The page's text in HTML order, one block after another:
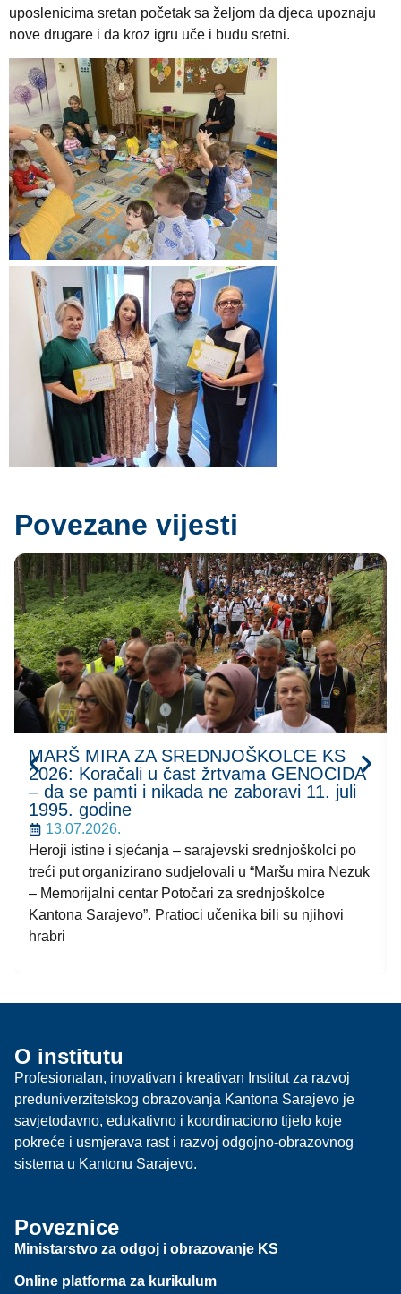
uposlenicima sretan početak sa željom da djeca upoznaju
nove drugare i da kroz igru uče i budu sretni.
Povezane vijesti
MARŠ MIRA ZA SREDNJOŠKOLCE KS
2026: Koračali u čast žrtvama GENOCIDA
– da se pamti i nikada ne zaboravi 11. juli
1995. godine
13.07.2026.
Heroji istine i sjećanja – sarajevski srednjoškolci po
treći put organizirano sudjelovali u “Maršu mira Nezuk
– Memorijalni centar Potočari za srednjoškolce
Kantona Sarajevo”. Pratioci učenika bili su njihovi
hrabri
O institutu
Profesionalan, inovativan i kreativan Institut za razvoj
preduniverzitetskog obrazovanja Kantona Sarajevo je
savjetodavno, edukativno i koordinaciono tijelo koje
pokreće i usmjerava rast i razvoj odgojno-obrazovnog
sistema u Kantonu Sarajevo.
Poveznice
Ministarstvo za odgoj i obrazovanje KS
Online platforma za kurikulum